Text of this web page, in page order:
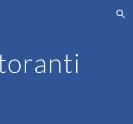
Skip to navigation